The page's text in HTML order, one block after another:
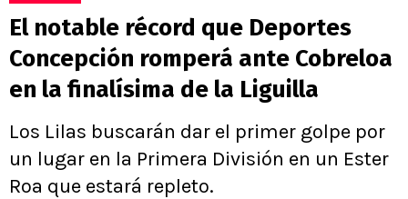
El notable récord que Deportes
Concepción romperá ante Cobreloa
en la finalísima de la Liguilla
Los Lilas buscarán dar el primer golpe por
un lugar en la Primera División en un Ester
Roa que estará repleto.